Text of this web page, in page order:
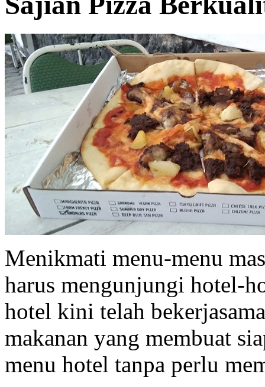
Menikmati menu-menu
harus mengunjungi hotel-
hotel kini telah
makanan yang membuat
menu hotel tanpa perlu